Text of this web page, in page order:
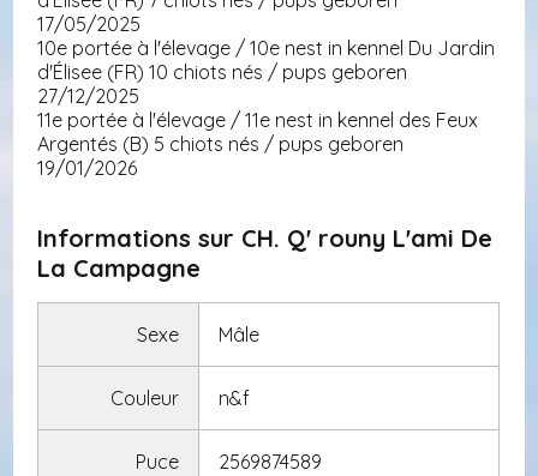
17/05/2025
10e portée à l'élevage / 10e nest in kennel Du Jardin
d'Élisee (FR) 10 chiots nés / pups geboren
27/12/2025
11e portée à l'élevage / 11e nest in kennel des Feux
Argentés (B) 5 chiots nés / pups geboren
19/01/2026
Informations sur CH. Q' rouny L'ami De
La Campagne
Sexe Mâle
Couleur n&f
Puce 2569874589